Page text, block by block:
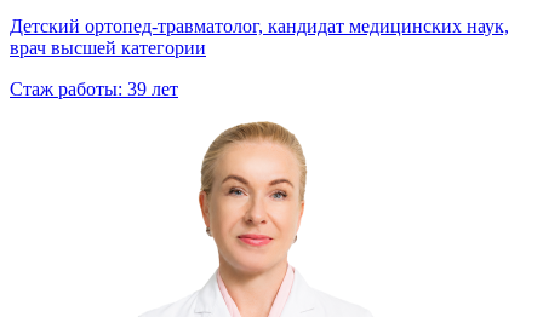
Детский ортопед-травматолог, кандидат медицинских наук,
врач высшей категории
Стаж работы: 39 лет